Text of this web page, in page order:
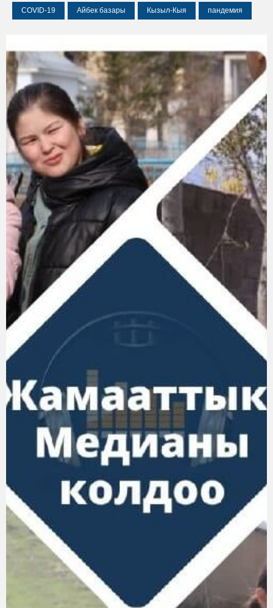
COVID-19 Айбек базары Кызыл-Кыя пандемия